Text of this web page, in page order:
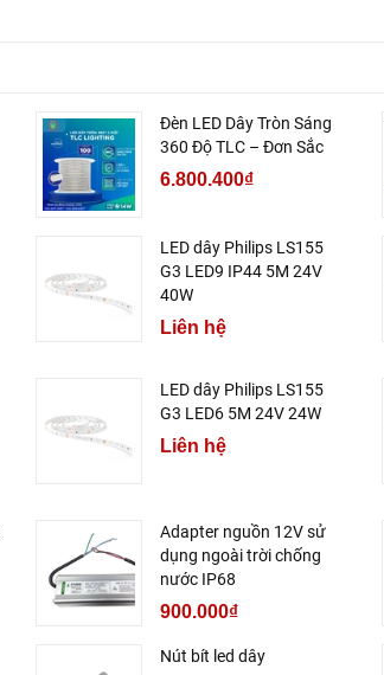
Đèn LED Dây Tròn Sáng
360 Độ TLC – Đơn Sắc
6.800.400₫
LED dây Philips LS155
G3 LED9 IP44 5M 24V
40W
Liên hệ
LED dây Philips LS155
G3 LED6 5M 24V 24W
Liên hệ
Adapter nguồn 12V sử
dụng ngoài trời chống
nước IP68
900.000₫
Nút bít led dây